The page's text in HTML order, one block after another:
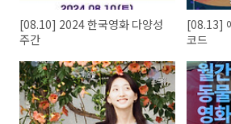
[08.10] 2024 한국영화 다양성
주간
[08.13]
코드